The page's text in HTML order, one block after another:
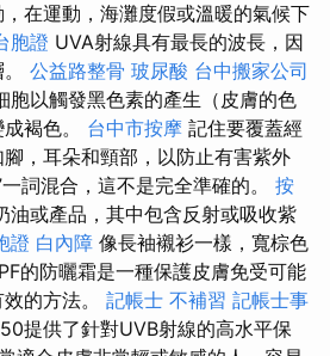
在運動，海灘度假或溫暖的氣候下
胞證 UVA射線具有最長的波長，因
公益路整骨 玻尿酸 台中搬家公司
胞以觸發黑色素的產生（皮膚的色
褐色。 台中市按摩 記住要覆蓋經
，耳朵和頸部，以防止有害紫外
詞混合，這不是完全準確的。 按
油或產品，其中包含反射或吸收紫
證 白內障 像長袖襯衫一樣，寬棕色
的防曬霜是一種保護皮膚免受可能
的方法。 記帳士 不補習 記帳士事
50提供了針對UVB射線的高水平保